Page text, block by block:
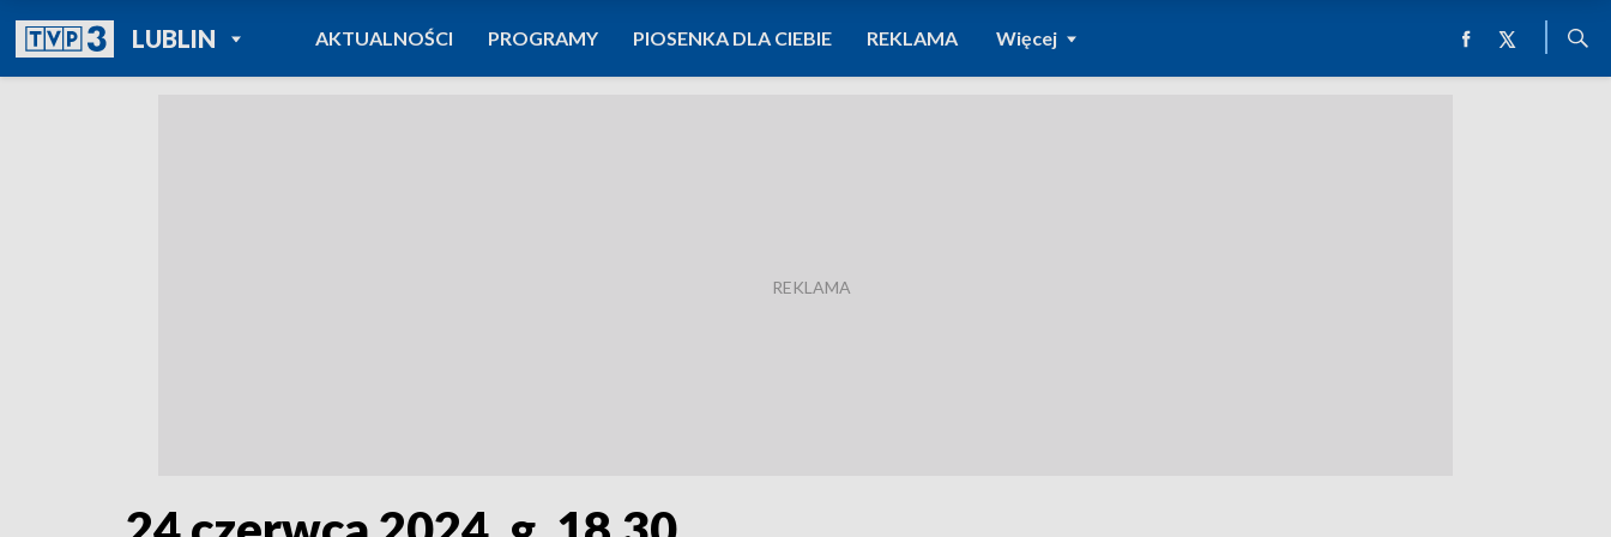
LUBLINPOWRÓT DO
TVP REGIONY
AKTUALNOŚCI PROGRAMY PIOSENKA DLA CIEBIE REKLAMA Więcej